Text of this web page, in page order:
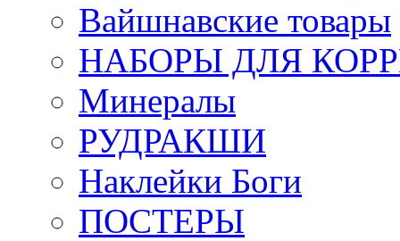
Вайшнавские товары
НАБОРЫ ДЛЯ
Минералы
РУДРАКШИ
Наклейки Боги
ПОСТЕРЫ